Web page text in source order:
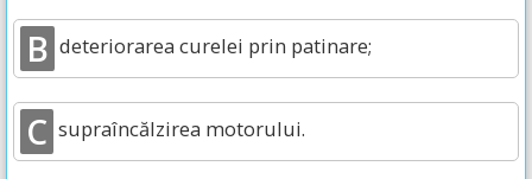
B deteriorarea curelei prin patinare;
C supraîncălzirea motorului.